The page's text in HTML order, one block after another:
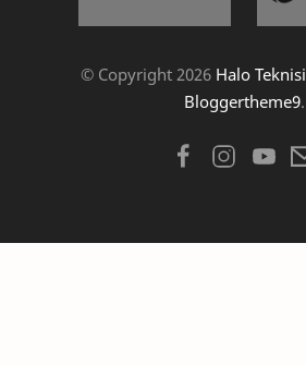
© Copyright 2026 Halo Teknisi
Bloggertheme9.